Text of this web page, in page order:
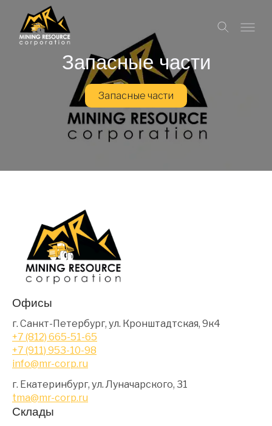
Запасные части
Запасные части
Офисы
г. Санкт-Петербург, ул. Кронштадтская, 9к4
+7 (812) 665-51-65
+7 (911) 953-10-98
info@mr-corp.ru
г. Екатеринбург, ул. Луначарского, 31
tma@mr-corp.ru
Склады